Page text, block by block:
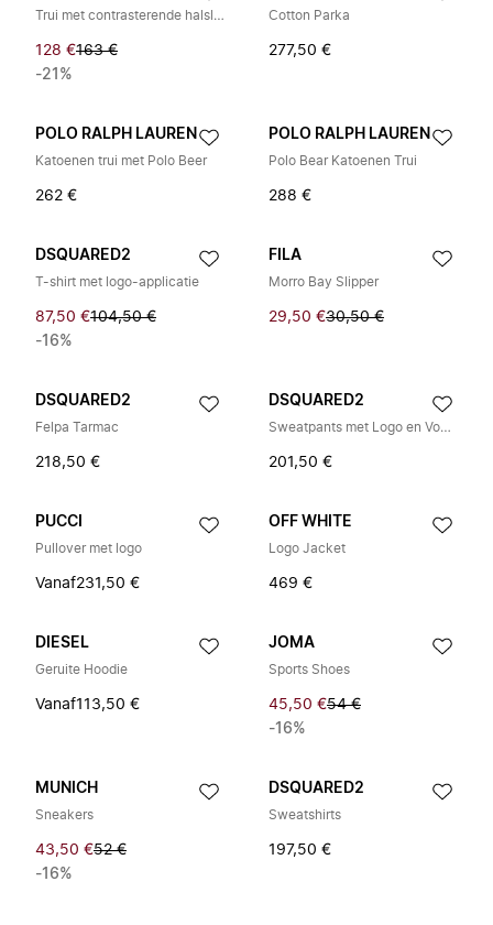
Trui met contrasterende halslijn
128 €163 €
-21%
Cotton Parka
277,50 €
POLO RALPH LAUREN
Katoenen trui met Polo Beer
262 €
POLO RALPH LAUREN
Polo Bear Katoenen Trui
288 €
DSQUARED2
T-shirt met logo-applicatie
87,50 €104,50 €
-16%
FILA
Morro Bay Slipper
29,50 €30,50 €
DSQUARED2
Felpa Tarmac
218,50 €
DSQUARED2
Sweatpants met Logo en Voorvak
201,50 €
PUCCI
Pullover met logo
Vanaf231,50 €
OFF WHITE
Logo Jacket
469 €
DIESEL
Geruite Hoodie
Vanaf113,50 €
JOMA
Sports Shoes
45,50 €54 €
-16%
MUNICH
Sneakers
43,50 €52 €
-16%
DSQUARED2
Sweatshirts
197,50 €